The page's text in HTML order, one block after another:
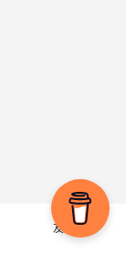
友情链接